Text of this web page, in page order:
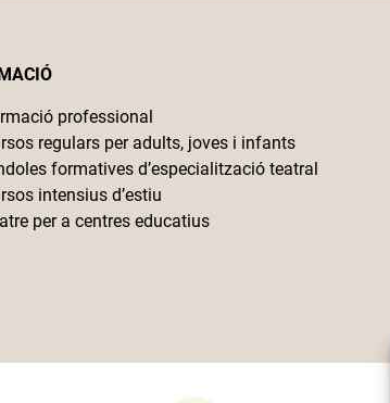
professional
regulars per adults, joves i infants
formatives d’especialització teatral
intensius d’estiu
per a centres educatius